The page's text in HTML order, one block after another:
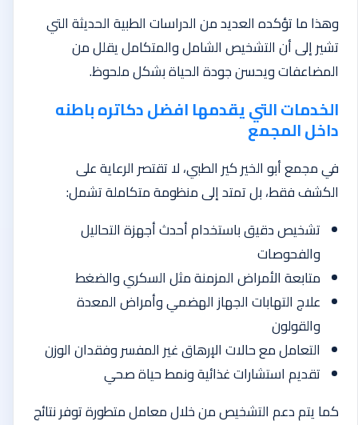
وهذا ما تؤكده العديد من الدراسات الطبية الحديثة التي
تشير إلى أن التشخيص الشامل والمتكامل يقلل من
المضاعفات ويحسن جودة الحياة بشكل ملحوظ.
الخدمات التي يقدمها افضل دكاتره باطنه
داخل المجمع
في مجمع أبو الخير كير الطبي، لا تقتصر الرعاية على
الكشف فقط، بل تمتد إلى منظومة متكاملة تشمل:
تشخيص دقيق باستخدام أحدث أجهزة التحاليل
والفحوصات
متابعة الأمراض المزمنة مثل السكري والضغط
علاج التهابات الجهاز الهضمي وأمراض المعدة
والقولون
التعامل مع حالات الإرهاق غير المفسر وفقدان الوزن
تقديم استشارات غذائية ونمط حياة صحي
كما يتم دعم التشخيص من خلال معامل متطورة توفر نتائج